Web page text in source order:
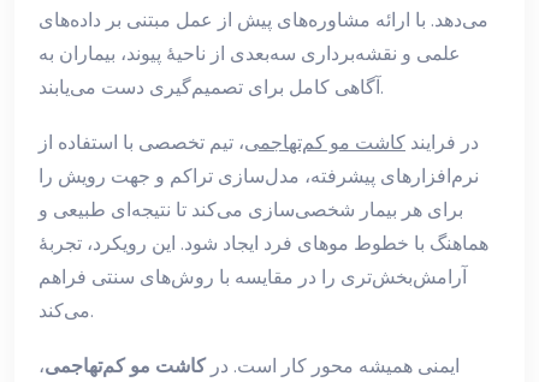
می‌دهد. با ارائه مشاوره‌های پیش از عمل مبتنی بر داده‌های
علمی و نقشه‌برداری سه‌بعدی از ناحیهٔ پیوند، بیماران به
آگاهی کامل برای تصمیم‌گیری دست می‌یابند.
در فرایند کاشت مو کم‌تهاجمی، تیم تخصصی با استفاده از
نرم‌افزارهای پیشرفته، مدل‌سازی تراکم و جهت رویش را
برای هر بیمار شخصی‌سازی می‌کند تا نتیجه‌ای طبیعی و
هماهنگ با خطوط موهای فرد ایجاد شود. این رویکرد، تجربهٔ
آرامش‌بخش‌تری را در مقایسه با روش‌های سنتی فراهم
می‌کند.
ایمنی همیشه محور کار است. درکاشت مو کم‌تهاجمی،